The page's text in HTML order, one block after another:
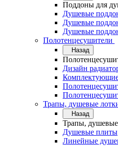
Поддоны для
Душевые
Душевые
Душевые
Полотенцесушители
Назад
Дизайн
Трапы, душевые
Назад
Трапы,
Душевые плиты
Линейные